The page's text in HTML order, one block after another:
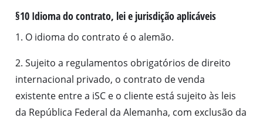
§10 Idioma do contrato, lei e jurisdição aplicáveis
1. O idioma do contrato é o alemão.
2. Sujeito a regulamentos obrigatórios de direito
internacional privado, o contrato de venda
existente entre a iSC e o cliente está sujeito às leis
da República Federal da Alemanha, com exclusão da